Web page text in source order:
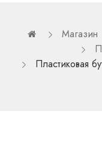
Магазин
Пластиковая